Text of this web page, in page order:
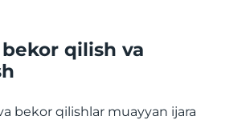
qilish va
bekor qilishlar muayyan ijara